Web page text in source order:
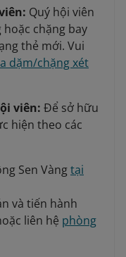
Quý hội viên
chặng bay
thẻ mới. Vui
dặm/chặng xét
viên: Để sở hữu
hiện theo các
Sen Vàngtại
và tiến hành
liên hệ phòng